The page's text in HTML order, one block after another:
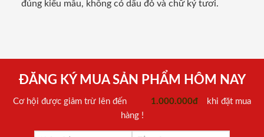
đúng kiểu mẫu, không có dấu đỏ và chữ ký tươi.
ĐĂNG KÝ MUA SẢN PHẨM HÔM NAY
Cơ hội được giảm trừ lên đến 1.000.000đ
khi đặt mua
hàng !